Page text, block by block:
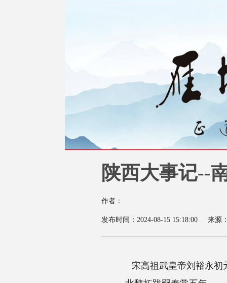
陕西大事记--南北朝
发布时间：2024-08-15 15:18:00 来源：陕西地方志办公室
宋高祖武皇帝刘裕永初元年(420)庚申